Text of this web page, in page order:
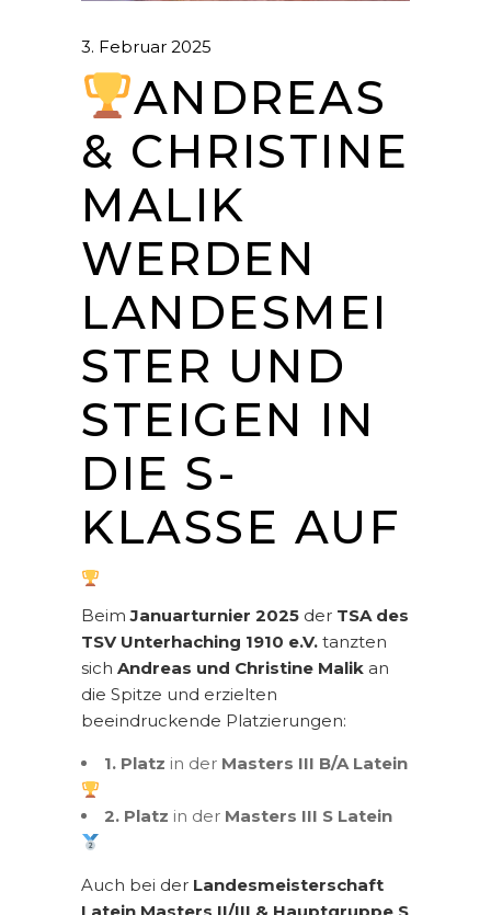
3. Februar 2025
ANDREAS
& CHRISTINE
MALIK
WERDEN
LANDESMEI
STER UND
STEIGEN IN
DIE S-
KLASSE AUF
BeimJanuarturnier 2025 der TSA des
TSV Unterhaching 1910 e.V. tanzten
sich Andreas und Christine Malik an
die Spitze und erzielten
beeindruckende Platzierungen:
1. Platz in der Masters III B/A Latein
2. Platz in der Masters III S Latein
Auch bei der Landesmeisterschaft